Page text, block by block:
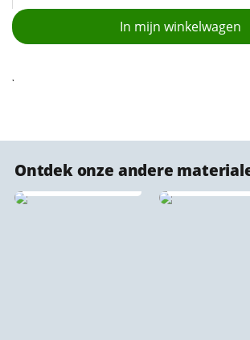
In mijn winkelwagen
Ontdek onze andere